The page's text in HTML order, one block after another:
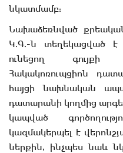
նկատմամբ:
Նախաձեռնված
Կ.Գ.-ն տեղեկացված է
ունեցող գույքի
Հակակոռուպցիոն
հայցի նախնական
դատարանի կողմից
կապված
կազմակերպել է
ներքին, ինչպես նաև